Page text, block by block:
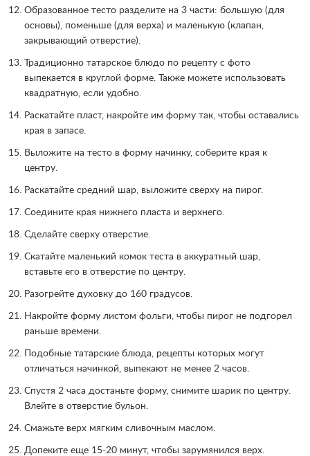
Образованное тесто разделите на 3 части: большую (для
основы), поменьше (для верха) и маленькую (клапан,
закрывающий отверстие).
Традиционно татарское блюдо по рецепту с фото
выпекается в круглой форме. Также можете использовать
квадратную, если удобно.
Раскатайте пласт, накройте им форму так, чтобы оставались
края в запасе.
Выложите на тесто в форму начинку, соберите края к
центру.
Раскатайте средний шар, выложите сверху на пирог.
Соедините края нижнего пласта и верхнего.
Сделайте сверху отверстие.
Скатайте маленький комок теста в аккуратный шар,
вставьте его в отверстие по центру.
Разогрейте духовку до 160 градусов.
Накройте форму листом фольги, чтобы пирог не подгорел
раньше времени.
Подобные татарские блюда, рецепты которых могут
отличаться начинкой, выпекают не менее 2 часов.
Спустя 2 часа достаньте форму, снимите шарик по центру.
Влейте в отверстие бульон.
Смажьте верх мягким сливочным маслом.
Допеките еще 15-20 минут, чтобы зарумянился верх.